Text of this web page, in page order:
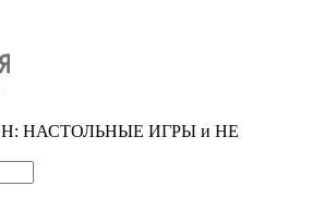
НАСТОЛЬНЫЕ ИГРЫ и НЕ